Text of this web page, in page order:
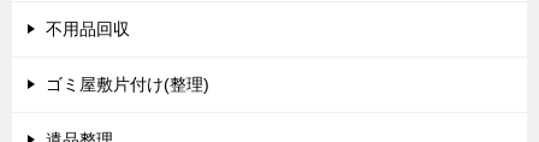
シ 不用品回収
ゴミ屋敷片付け(整理)